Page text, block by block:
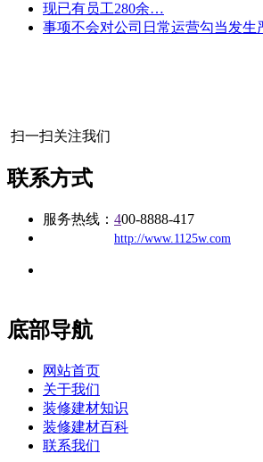
现已有员工280余…
事项不会对公司日常运营勾当发
扫一扫关注我们
联系方式
服务热线： 400-8888-417
http://www.1125w.com
底部导航
网站首页
关于我们
装修建材知识
装修建材百科
联系我们